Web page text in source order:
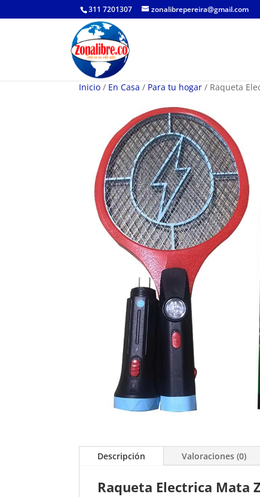
311 7201307 zonalibrepereira@gmail.com
Inicio / En Casa / Para tu hogar / Raqueta
Descripción Valoraciones (0)
Raqueta Electrica Mata